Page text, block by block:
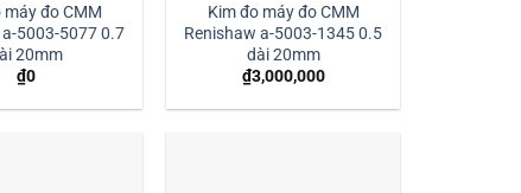
máy đo CMM
5003-5077 0.7
20mm
₫0
Kim đo máy đo CMM
Renishaw a-5003-1345 0.5
dài 20mm
₫3,000,000